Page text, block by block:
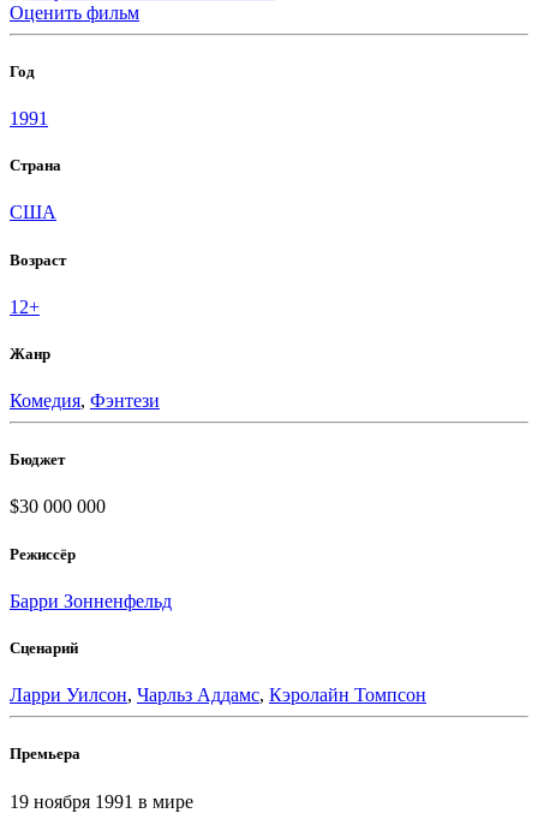
Оценить фильм
Год
1991
Страна
США
Возраст
12+
Жанр
Комедия, Фэнтези
Бюджет
$30 000 000
Режиссёр
Барри Зонненфельд
Сценарий
Ларри Уилсон, Чарльз Аддамс, Кэролайн Томпсон
Премьера
19 ноября 1991 в мире